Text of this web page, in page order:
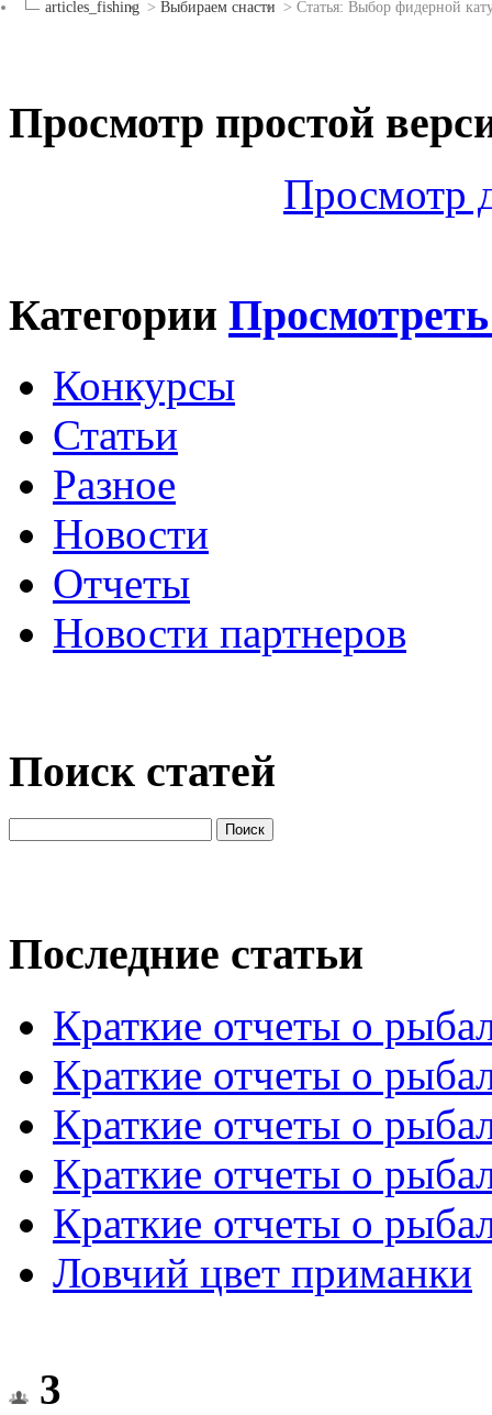
articles_fishing > Выбираем снасти > Статья: Выбор фидерной
Просмотр простой
Просмотр
Категории
Конкурсы
Статьи
Разное
Новости
Отчеты
Новости партнеров
Поиск статей
Последние статьи
Краткие отчеты о
Краткие отчеты о
Краткие отчеты о
Краткие отчеты о
Краткие отчеты о
Ловчий цвет приманки
3